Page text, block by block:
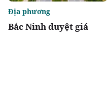
Bắc Ninh duyệt giá
Địa phương